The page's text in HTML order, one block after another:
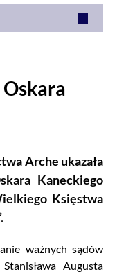
Arche ukazała
Kaneckiego
Księstwa
ważnych sądów
Augusta